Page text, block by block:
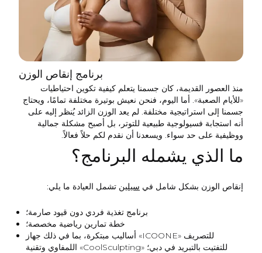
برنامج إنقاص الوزن
منذ العصور القديمة، كان جسمنا يتعلم كيفية تكوين احتياطيات
«للأيام الصعبة». أما اليوم، فنحن نعيش بوتيرة مختلفة تمامًا، ويحتاج
جسمنا إلى استراتيجية مختلفة. لم يعد الوزن الزائد يُنظر إليه على
أنه استجابة فسيولوجية طبيعية للتوتر، بل أصبح مشكلة جمالية
ووظيفية على حد سواء. ويسعدنا أن نقدم لكم حلاً فعالاً.
ما الذي يشمله البرنامج؟
إنقاص الوزن بشكل شامل في سيلين تشمل العيادة ما يلي:
برنامج تغذية فردي دون قيود صارمة؛
خطة تمارين رياضية مخصصة؛
أساليب مبتكرة، بما في ذلك جهاز «ICOONE» للتصريف
اللمفاوي وتقنية «CoolSculpting» للتفتيت بالتبريد في دبي؛